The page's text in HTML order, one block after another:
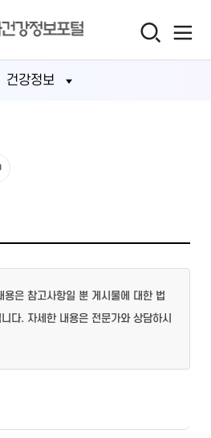
건강정보
용은 참고사항일 뿐 게시물에 대한 법
다. 자세한 내용은 전문가와 상담하시